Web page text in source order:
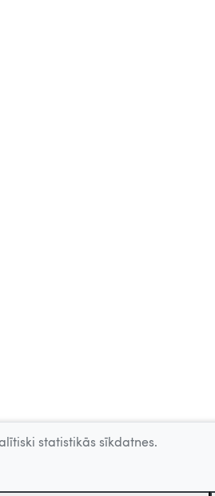
statistikās sīkdatnes.